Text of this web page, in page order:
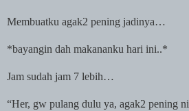
Membuatku agak2 pening jadinya…
*bayangin dah makananku hari ini..*
Jam sudah jam 7 lebih…
“Her, gw pulang dulu ya, agak2 pening